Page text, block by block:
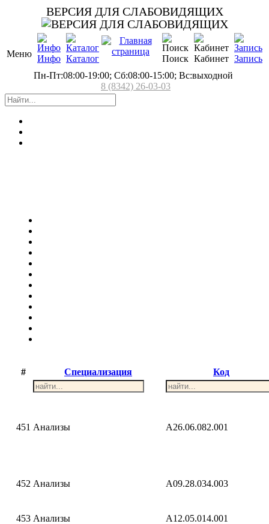
ВЕРСИЯ ДЛЯ СЛАБОВИДЯЩИХ
Меню Инфо Каталог Поиск Кабинет Запись
Пн-Пт:08:00-19:00; Сб:08:00-15:00; Вс:выходной
8 (8342) 26-03-03
# Специализация Код
451 Анализы A26.06.082.001
452 Анализы A09.28.034.003
453 Анализы A12.05.014.001